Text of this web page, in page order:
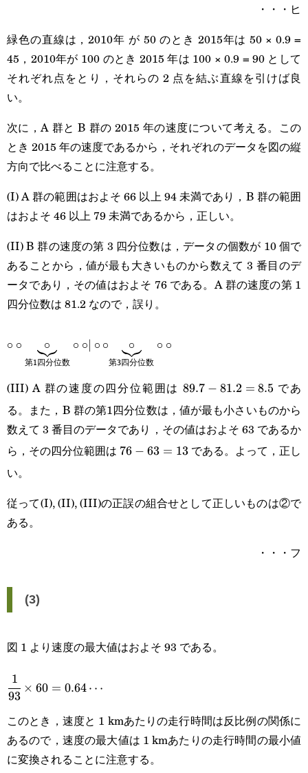
・・・ヒ
緑色の直線は，2010年 が 50 のとき 2015年は 50 × 0.9 =
45，2010年が 100 のとき 2015 年は 100 × 0.9 = 90 として
それぞれ点をとり，それらの 2 点を結ぶ直線を引けば良
い。
次に，A 群と B 群の 2015 年の速度について考える。この
とき 2015 年の速度であるから，それぞれのデータを図の縦
方向で比べることに注意する。
(I) A 群の範囲はおよそ 66 以上 94 未満であり，B 群の範囲
はおよそ 46 以上 79 未満であるから，正しい。
(II) B 群の速度の第 3 四分位数は，データの個数が 10 個で
あることから，値が最も大きいものから数えて 3 番目のデ
ータであり，その値はおよそ 76 である。A 群の速度の第 1
四分位数は 81.2 なので，誤り。
\circ\circ\underbrace{\circ}_{\textsf{第1四分位
数}}\circ\circ|\circ\circ\underbrace{\circ}_{\textsf{第
3四分位数}}\circ\circ
∘ ∘
第1四分位数
∘ ∘ ∘ ∘ ∘
第3四分位数
∘ ∘ ∘
(III) A 群の速度の四分位範囲は 89.7-
81.2=8.5
89.7 − 81.2 = 8.5 であ
る。また，B 群の第1四分位数は，値が最も小さいものから
数えて 3 番目のデータであり，その値はおよそ 63 であるか
ら，その四分位範囲は 76-
76 − 63 = 13である。よって，正し
い。
従って(I), (II), (III)の正誤の組合せとして正しいものは②で
ある。
・・・フ
(3)
図 1 より速度の最大値はおよそ 93 である。
\cfrac{1}
{93}\times60=0.64\cdots
93
1
× 60 = 0.64 ⋯
このとき，速度と 1 kmあたりの走行時間は反比例の関係に
あるので，速度の最大値は 1 kmあたりの走行時間の最小値
に変換されることに注意する。